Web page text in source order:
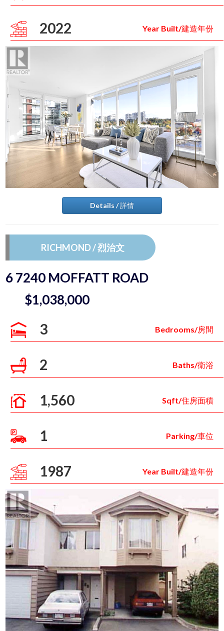
2022 Year Built/建造年份
Details / 詳情
RICHMOND / 烈治文
6 7240 MOFFATT ROAD
$1,038,000
3 Bedrooms/房間
2 Baths/衛浴
1,560 Sqft/住房面積
1 Parking/車位
1987 Year Built/建造年份